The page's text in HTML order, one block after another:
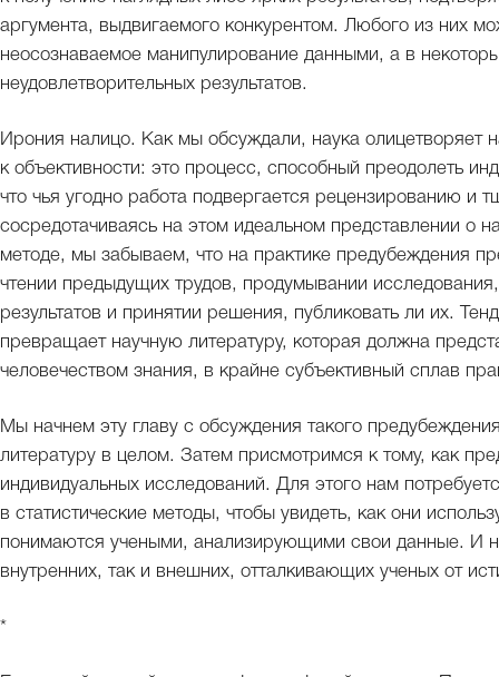
аргумента, выдвигаемого конкурентом. Любого из них
неосознаваемое манипулирование данными, а в
неудовлетворительных результатов.
Ирония налицо. Как мы обсуждали, наука олицетворяет
к объективности: это процесс, способный преодолеть
что чья угодно работа подвергается рецензированию и
сосредотачиваясь на этом идеальном представлении о
методе, мы забываем, что на практике предубеждения
чтении предыдущих трудов, продумывании
результатов и принятии решения, публиковать ли их.
превращает научную литературу, которая должна
человечеством знания, в крайне субъективный сплав
Мы начнем эту главу с обсуждения такого
литературу в целом. Затем присмотримся к тому, как
индивидуальных исследований. Для этого нам
в статистические методы, чтобы увидеть, как они
понимаются учеными, анализирующими свои данные. И
внутренних, так и внешних, отталкивающих ученых от
*